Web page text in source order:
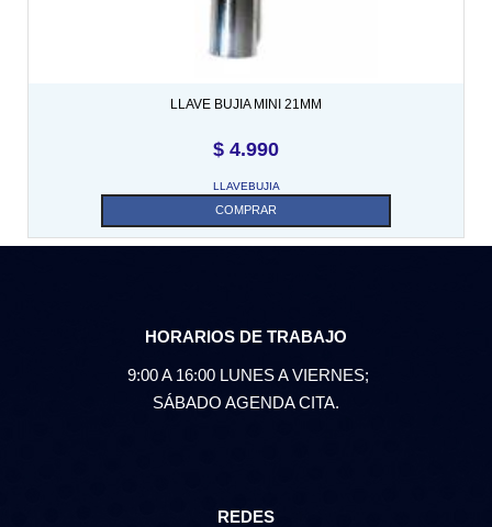
LLAVE BUJIA MINI 21MM
$ 4.990
LLAVEBUJIA
COMPRAR
HORARIOS DE TRABAJO
9:00 A 16:00 LUNES A VIERNES;
SÁBADO AGENDA CITA.
REDES